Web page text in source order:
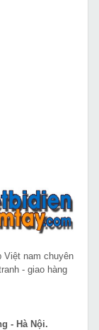
Việt nam chuyên
- giao hàng
- Hà Nội.